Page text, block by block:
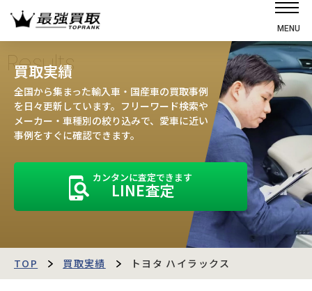
MENU
選ばれる理由
高価買取の仕組み
売却の流れ
お客様の声
運営会社
最強買取マガジン
Results
買取実績
全国から集まった輸入車・国産車の買取事例
を日々更新しています。フリーワード検索や
メーカー・車種別の絞り込みで、愛車に近い
事例をすぐに確認できます。
カンタンに査定できます
LINE査定
TOP 買取実績 トヨタ ハイラックス